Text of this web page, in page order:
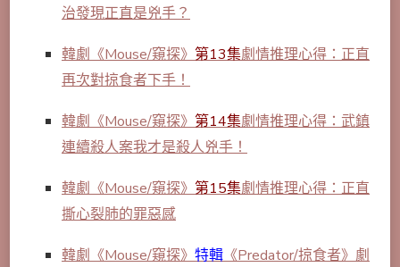
治發現正直是兇手？
韓劇《Mouse/窺探》 第13集劇情推理心得：正直
再次對掠食者下手！
韓劇《Mouse/窺探》 第14集劇情推理心得：武鎮
連續殺人案我才是殺人兇手！
韓劇《Mouse/窺探》 第15集劇情推理心得：正直
撕心裂肺的罪惡感
韓劇《Mouse/窺探》 特輯 《Predator/掠食者》劇